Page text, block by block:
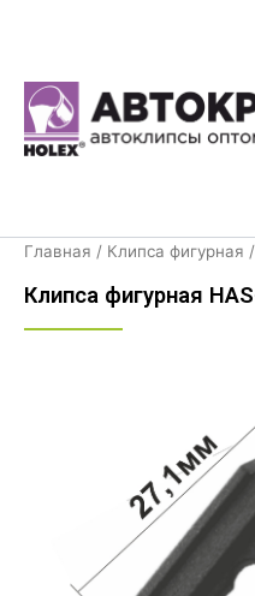
Главная / Клипса фигурная
Клипса фигурная